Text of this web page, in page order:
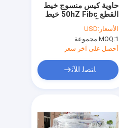
حاوية كيس منسوج خيط
القطع 50hZ Fibc خيط
القطع آلة كيس التغذية
التلقائية
الأسعار:USD
MOQ:1 مجموعة
أحصل على آخر سعر
ﺎﺘﺼﻟ ﺍﻶﻧ